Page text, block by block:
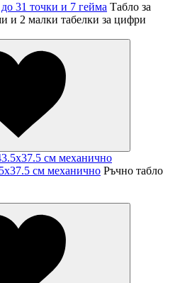
31 точки и 7 гейма Табло за
и 2 малки табелки за цифри
см механично Ръчно табло